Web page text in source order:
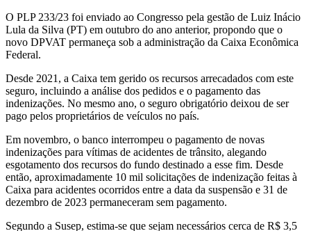
O PLP 233/23 foi enviado ao Congresso pela gestão de Luiz Inácio
Lula da Silva (PT) em outubro do ano anterior, propondo que o
novo DPVAT permaneça sob a administração da Caixa Econômica
Federal.
Desde 2021, a Caixa tem gerido os recursos arrecadados com este
seguro, incluindo a análise dos pedidos e o pagamento das
indenizações. No mesmo ano, o seguro obrigatório deixou de ser
pago pelos proprietários de veículos no país.
Em novembro, o banco interrompeu o pagamento de novas
indenizações para vítimas de acidentes de trânsito, alegando
esgotamento dos recursos do fundo destinado a esse fim. Desde
então, aproximadamente 10 mil solicitações de indenização feitas à
Caixa para acidentes ocorridos entre a data da suspensão e 31 de
dezembro de 2023 permaneceram sem pagamento.
Segundo a Susep, estima-se que sejam necessários cerca de R$ 3,5